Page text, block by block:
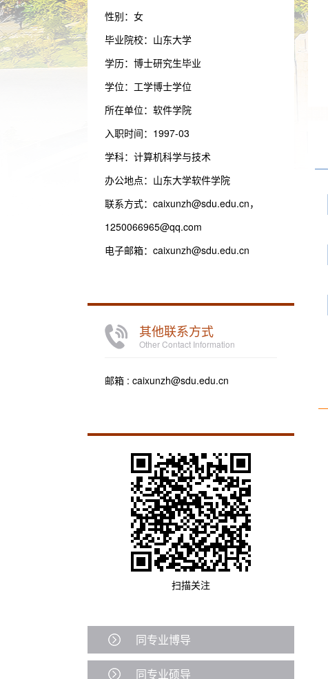
性别：女
毕业院校：山东大学
学历：博士研究生毕业
学位：工学博士学位
所在单位：软件学院
入职时间：1997-03
学科：计算机科学与技术
办公地点：山东大学软件学院
联系方式： caixunzh@sdu.edu.cn，
1250066965@qq.com
电子邮箱： caixunzh@sdu.edu.cn
其他联系方式
Other Contact Information
邮箱 : caixunzh@sdu.edu.cn
扫描关注
同专业博导
同专业硕导